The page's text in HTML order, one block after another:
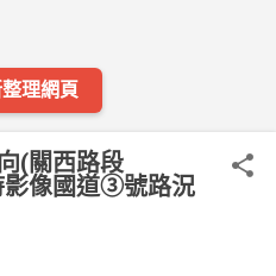
理網頁
(關西路段
影像國道③號路況